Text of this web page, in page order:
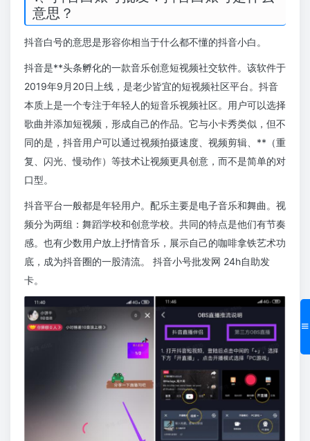
意思？
抖音白号的意思是形容你相当于什么都不懂的抖音小白。
抖音是**头条孵化的一款音乐创意短视频社交软件。该软件于
2019年9月20日上线，是老少皆宜的短视频社区平台。抖音
本质上是一个专注于年轻人的短音乐视频社区。用户可以选择
歌曲并添加短视频，形成自己的作品。它与小卡秀类似，但不
同的是，抖音用户可以通过视频拍摄速度、视频剪辑、**（重
复、闪光、慢动作）等技术让视频更具创意，而不是简单的对
口型。
抖音平台一般都是年轻用户。配乐主要是电子音乐和舞曲。视
频分为两组：舞蹈学校和创意学校。共同的特点是他们有节奏
感。也有少数用户放上抒情音乐，展示自己的咖啡拿铁艺术功
底，成为抖音圈的一股清流。 抖音小号批发网 24h自助发
卡。